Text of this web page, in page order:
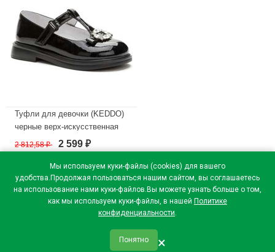
Мы используем куки-файлы (cookies) для вашего
удобства.Продолжая пользоваться нашим сайтом, вы соглашаетесь
на использование нами куки-файлов.Вы можете узнать больше о том,
как мы используем куки-файлы, в нашей Политике
конфиденциальности.
Понятно ×
Туфли для девочки (KEDDO)
черные верх-искусственная
кожа лак подкладка-
натуральная кожа артикул
956401/05-02
В наличии
2 812,58₽ 2 599 ₽
qr_code